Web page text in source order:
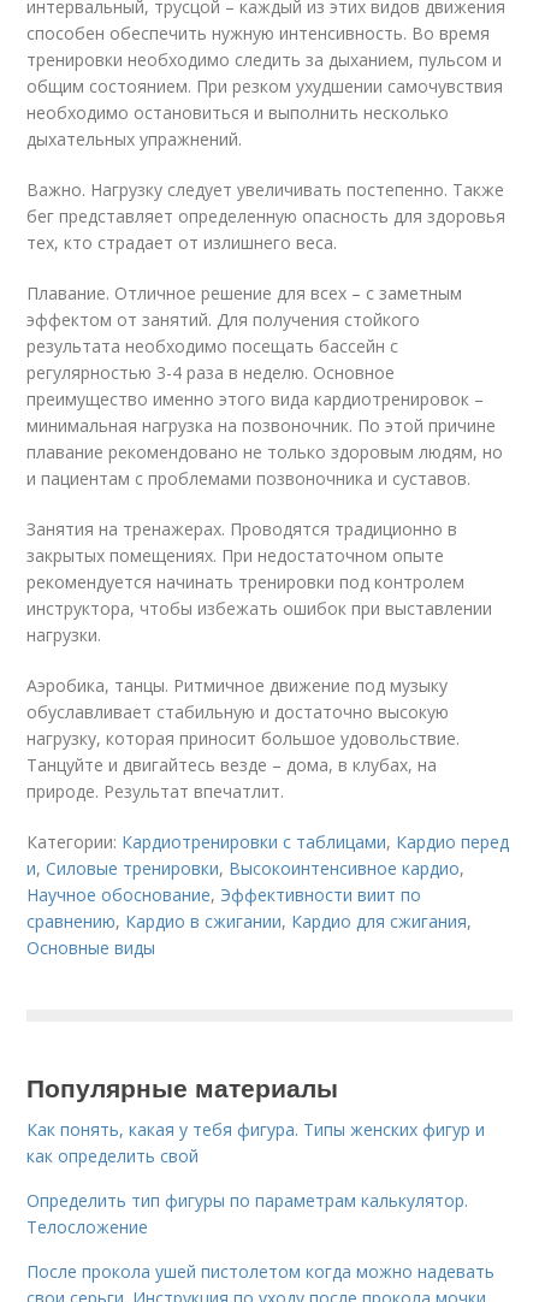
интервальный, трусцой – каждый из этих видов движения
способен обеспечить нужную интенсивность. Во время
тренировки необходимо следить за дыханием, пульсом и
общим состоянием. При резком ухудшении самочувствия
необходимо остановиться и выполнить несколько
дыхательных упражнений.
Важно. Нагрузку следует увеличивать постепенно. Также
бег представляет определенную опасность для здоровья
тех, кто страдает от излишнего веса.
Плавание. Отличное решение для всех – с заметным
эффектом от занятий. Для получения стойкого
результата необходимо посещать бассейн с
регулярностью 3-4 раза в неделю. Основное
преимущество именно этого вида кардиотренировок –
минимальная нагрузка на позвоночник. По этой причине
плавание рекомендовано не только здоровым людям, но
и пациентам с проблемами позвоночника и суставов.
Занятия на тренажерах. Проводятся традиционно в
закрытых помещениях. При недостаточном опыте
рекомендуется начинать тренировки под контролем
инструктора, чтобы избежать ошибок при выставлении
нагрузки.
Аэробика, танцы. Ритмичное движение под музыку
обуславливает стабильную и достаточно высокую
нагрузку, которая приносит большое удовольствие.
Танцуйте и двигайтесь везде – дома, в клубах, на
природе. Результат впечатлит.
Категории: Кардиотренировки с таблицами, Кардио перед
и,Силовые тренировки, Высокоинтенсивное кардио,
Научное обоснование, Эффективности виит по
сравнению, Кардио в сжигании, Кардио для сжигания,
Основные виды
Популярные материалы
Как понять, какая у тебя фигура. Типы женских фигур и
как определить свой
Определить тип фигуры по параметрам калькулятор.
Телосложение
После прокола ушей пистолетом когда можно надевать